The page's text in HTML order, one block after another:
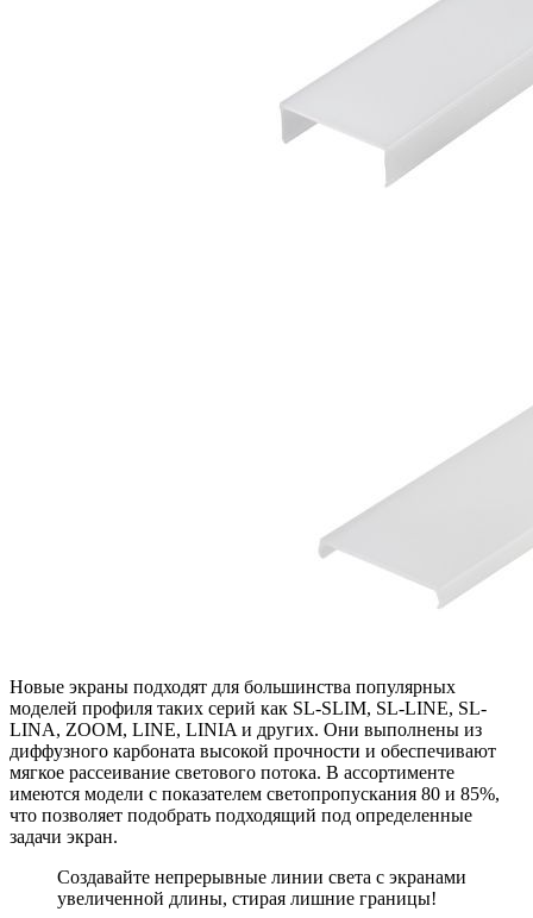
Новые экраны подходят для большинства популярных
моделей профиля таких серий как SL-SLIM, SL-LINE, SL-
LINA, ZOOM, LINE, LINIA и других. Они выполнены из
диффузного карбоната высокой прочности и обеспечивают
мягкое рассеивание светового потока. В ассортименте
имеются модели с показателем светопропускания 80 и 85%,
что позволяет подобрать подходящий под определенные
задачи экран.
Создавайте непрерывные линии света с экранами
увеличенной длины, стирая лишние границы!